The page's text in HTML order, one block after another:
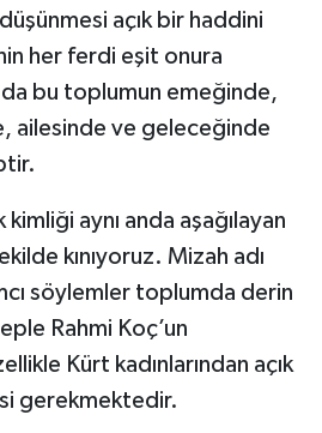
açık bir haddini
her ferdi eşit onura
da bu toplumun emeğinde,
ailesinde ve geleceğinde
kimliği aynı anda aşağılayan
kınıyoruz. Mizah adı
söylemler toplumda derin
Rahmi Koç’un
Kürt kadınlarından açık
gerekmektedir.